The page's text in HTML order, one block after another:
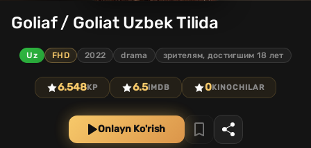
Goliaf / Goliat Uzbek Tilida
Uz FHD 2022 drama зрителям, достигшим 18 лет
6.548KP 6.5IMDB 0KINOCHILAR
Onlayn Ko'rish